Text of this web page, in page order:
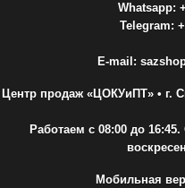
Whatsapp:
Telegram:
E-mail:
Центр продаж «ЦОКУиПТ»• г.
Работаем с 08:00 до
Мобильная